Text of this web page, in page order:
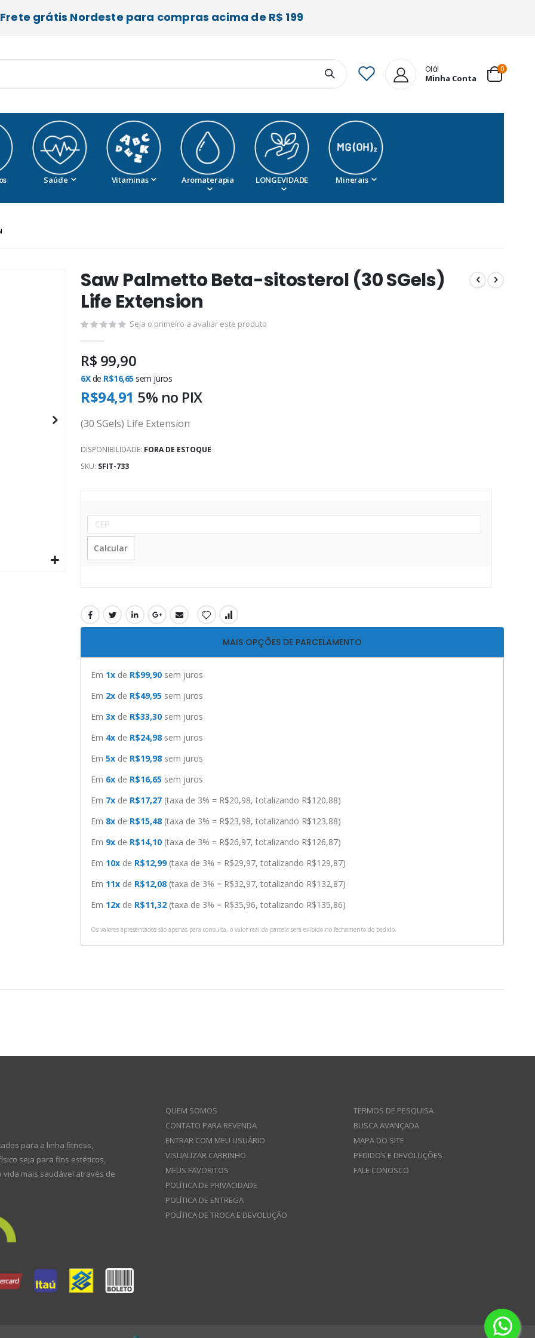
Frete grátis Nordeste para compras acima de R$ 199
Olá!
Minha Conta Cart
0itens
Saúde Vitaminas Aromaterapia LONGEVIDADE Minerais
Saltar
início
imagens
Saw Palmetto Beta-sitosterol (30 SGels)
Life Extension
Seja o primeiro a avaliar este produto
R$ 99,90
6Xde R$16,65 sem juros
R$94,91 5% no PIX
(30 SGels) Life Extension
DISPONIBILIDADE: FORA DE ESTOQUE
SKU SFIT-733
Calcular
MAIS OPÇÕES DE PARCELAMENTO
Em 1x de R$99,90 sem juros
Em 2x de R$49,95 sem juros
Em3x de R$33,30 sem juros
Em 4x de R$24,98 sem juros
Em5x de R$19,98 sem juros
Em 6x de R$16,65 sem juros
Em 7x de R$17,27 (taxa de 3% = R$20,98, totalizando R$120,88)
Em 8x de R$15,48 (taxa de 3% = R$23,98, totalizando R$123,88)
Em 9x de R$14,10 (taxa de 3% = R$26,97, totalizando R$126,87)
Em 10x de R$12,99 (taxa de 3% = R$29,97, totalizando R$129,87)
Em 11x de R$12,08 (taxa de 3% = R$32,97, totalizando R$132,87)
Em 12x de R$11,32 (taxa de 3% = R$35,96, totalizando R$135,86)
Os valores apresentados são apenas para consulta, o valor real da parcela será exibido no fechamento do pedido.
para a linha fitness,
seja para fins estéticos,
vida mais saudável através de
QUEM SOMOS
CONTATO PARA REVENDA
ENTRAR COM MEU USUÁRIO
VISUALIZAR CARRINHO
MEUS FAVORITOS
POLÍTICA DE PRIVACIDADE
POLÍTICA DE ENTREGA
POLÍTICA DE TROCA E DEVOLUÇÃO
TERMOS DE PESQUISA
BUSCA AVANÇADA
MAPA DO SITE
PEDIDOS E DEVOLUÇÕES
FALE CONOSCO